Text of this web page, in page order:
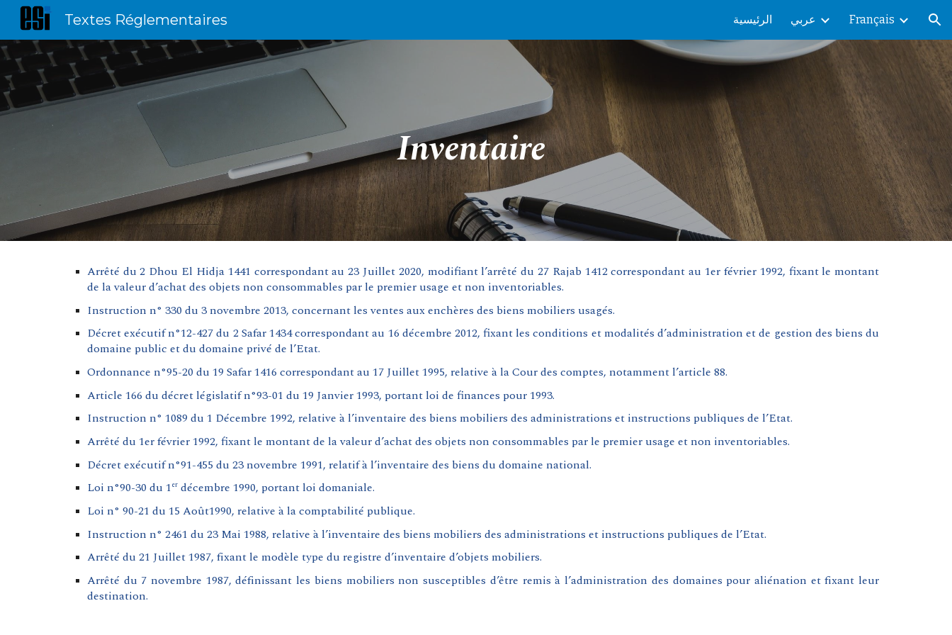
Textes Réglementaires الرئيسية عربي Français
Inventaire
Arrêté du 2 Dhou El Hidja 1441 correspondant au 23 Juillet 2020, modifiant l’arrêté du 27 Rajab 1412 correspondant au 1er février 1992, fixant le montant
de la valeur d’achat des objets non consommables par le premier usage et non inventoriables.
Instruction n° 330 du 3 novembre 2013, concernant les ventes aux enchères des biens mobiliers usagés.
Décret exécutif n°12-427 du 2 Safar 1434 correspondant au 16 décembre 2012, fixant les conditions et modalités d’administration et de gestion des biens du
domaine public et du domaine privé de l’Etat.
Ordonnance n°95-20 du 19 Safar 1416 correspondant au 17 Juillet 1995, relative à la Cour des comptes, notamment l’article 88.
Article 166 du décret législatif n°93-01 du 19 Janvier 1993, portant loi de finances pour 1993.
Instruction n° 1089 du 1 Décembre 1992, relative à l’inventaire des biens mobiliers des administrations et instructions publiques de l’Etat.
Arrêté du 1er février 1992, fixant le montant de la valeur d’achat des objets non consommables par le premier usage et non inventoriables.
Décret exécutif n°91-455 du 23 novembre 1991, relatif à l’inventaire des biens du domaine national.
Loi n°90-30 du 1erdécembre 1990, portant loi domaniale.
Loi n° 90-21 du 15 Août1990, relative à la comptabilité publique.
Instruction n° 2461 du 23 Mai 1988, relative à l’inventaire des biens mobiliers des administrations et instructions publiques de l’Etat.
Arrêté du 21 Juillet 1987, fixant le modèle type du registre d’inventaire d’objets mobiliers.
Arrêté du 7 novembre 1987, définissant les biens mobiliers non susceptibles d’être remis à l’administration des domaines pour aliénation et fixant leur
destination.